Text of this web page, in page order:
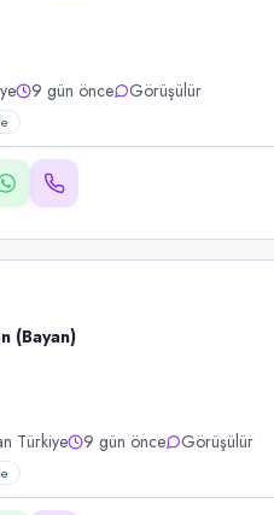
9 gün önce Görüşülür
(Bayan)
Türkiye
9 gün önce Görüşülür